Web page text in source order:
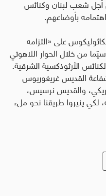
أجل شعب لبنان وكنائس
بأوضاعهم.
على «التزامه
من خلال الحوار اللاهوتي
الأرثوذكسية الشرقية.
القديس غريغوريوس
والقديس نرسيس،
لكي ينيروا طريقنا نحو ملء